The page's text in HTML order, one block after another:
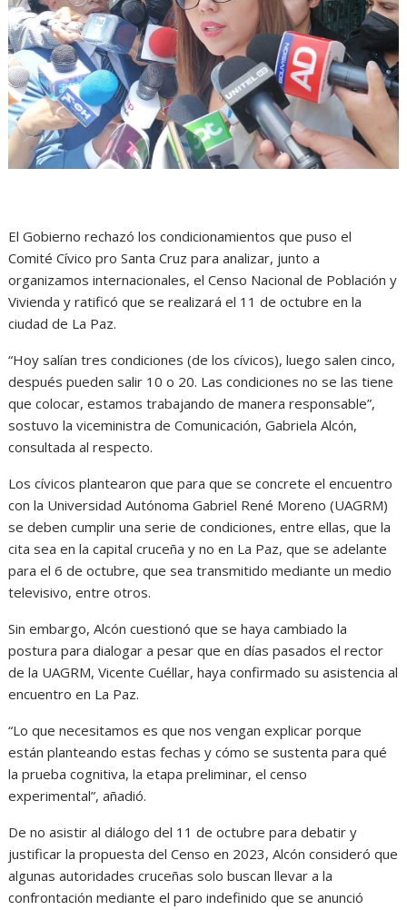
El Gobierno rechazó los condicionamientos que puso el
Comité Cívico pro Santa Cruz para analizar, junto a
organizamos internacionales, el Censo Nacional de Población y
Vivienda y ratificó que se realizará el 11 de octubre en la
ciudad de La Paz.
“Hoy salían tres condiciones (de los cívicos), luego salen cinco,
después pueden salir 10 o 20. Las condiciones no se las tiene
que colocar, estamos trabajando de manera responsable”,
sostuvo la viceministra de Comunicación, Gabriela Alcón,
consultada al respecto.
Los cívicos plantearon que para que se concrete el encuentro
con la Universidad Autónoma Gabriel René Moreno (UAGRM)
se deben cumplir una serie de condiciones, entre ellas, que la
cita sea en la capital cruceña y no en La Paz, que se adelante
para el 6 de octubre, que sea transmitido mediante un medio
televisivo, entre otros.
Sin embargo, Alcón cuestionó que se haya cambiado la
postura para dialogar a pesar que en días pasados el rector
de la UAGRM, Vicente Cuéllar, haya confirmado su asistencia al
encuentro en La Paz.
“Lo que necesitamos es que nos vengan explicar porque
están planteando estas fechas y cómo se sustenta para qué
la prueba cognitiva, la etapa preliminar, el censo
experimental”, añadió.
De no asistir al diálogo del 11 de octubre para debatir y
justificar la propuesta del Censo en 2023, Alcón consideró que
algunas autoridades cruceñas solo buscan llevar a la
confrontación mediante el paro indefinido que se anunció